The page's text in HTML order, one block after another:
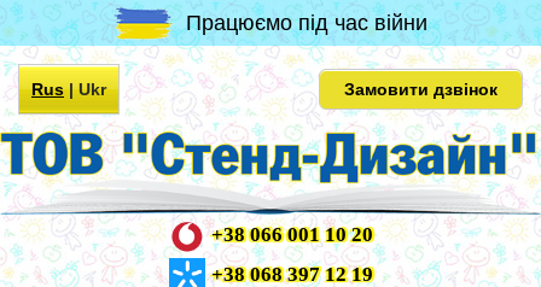
Працюємо під час війни
Rus|Ukr Замовити дзвінок
+38 066 001 10 20
+38 068 397 12 19